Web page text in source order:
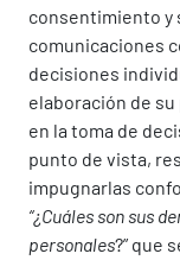
consentimiento y
comunicaciones
decisiones
elaboración de
en la toma de
punto de vista,
impugnarlas
“¿Cuáles son sus
personales?” que